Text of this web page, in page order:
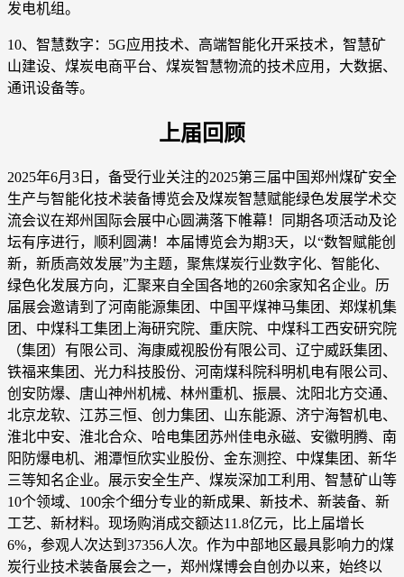
发电机组。
10、智慧数字：5G应用技术、高端智能化开采技术，智慧矿
山建设、煤炭电商平台、煤炭智慧物流的技术应用，大数据、
通讯设备等。
上届回顾
2025年6月3日，备受行业关注的2025第三届中国郑州煤矿安全
生产与智能化技术装备博览会及煤炭智慧赋能绿色发展学术交
流会议在郑州国际会展中心圆满落下帷幕！同期各项活动及论
坛有序进行，顺利圆满！本届博览会为期3天，以“数智赋能创
新，新质高效发展”为主题，聚焦煤炭行业数字化、智能化、
绿色化发展方向，汇聚来自全国各地的260余家知名企业。历
届展会邀请到了河南能源集团、中国平煤神马集团、郑煤机集
团、中煤科工集团上海研究院、重庆院、中煤科工西安研究院
（集团）有限公司、海康威视股份有限公司、辽宁威跃集团、
铁福来集团、光力科技股份、河南煤科院科明机电有限公司、
创安防爆、唐山神州机械、林州重机、振晨、沈阳北方交通、
北京龙软、江苏三恒、创力集团、山东能源、济宁海智机电、
淮北中安、淮北合众、哈电集团苏州佳电永磁、安徽明腾、南
阳防爆电机、湘潭恒欣实业股份、金东测控、中煤集团、新华
三等知名企业。展示安全生产、煤炭深加工利用、智慧矿山等
10个领域、100余个细分专业的新成果、新技术、新装备、新
工艺、新材料。现场购消成交额达11.8亿元，比上届增长
6%，参观人次达到37356人次。作为中部地区最具影响力的煤
炭行业技术装备展会之一，郑州煤博会自创办以来，始终以